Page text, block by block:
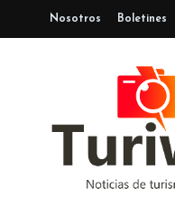
Nosotros Boletines